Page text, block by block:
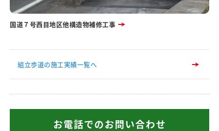
国道７号西目地区他構造物補修工事
組立歩道の施工実績一覧へ
お電話でのお問い合わせ